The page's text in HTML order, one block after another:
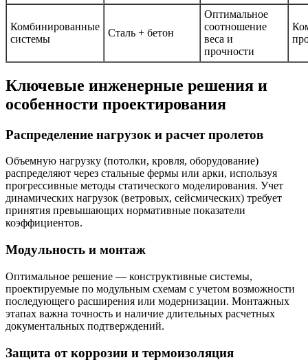
Комбинированные
системы
Сталь + бетон
Оптимальное
соотношение
веса и
прочности
Ключевые инженерные решения и
особенности проектирования
Распределение нагрузок и расчет пролетов
Объемную нагрузку (потолки, кровля, оборудование)
распределяют через стальные фермы или арки, используя
прогрессивные методы статического моделирования. Учет
динамических нагрузок (ветровых, сейсмических) требует
принятия превышающих нормативные показатели
коэффициентов.
Модульность и монтаж
Оптимальное решение — конструктивные системы,
проектируемые по модульным схемам с учетом возможности
последующего расширения или модернизации. Монтажных
этапах важна точность и наличие длительных расчетных
документальных подтверждений.
Защита от коррозии и термоизоляция